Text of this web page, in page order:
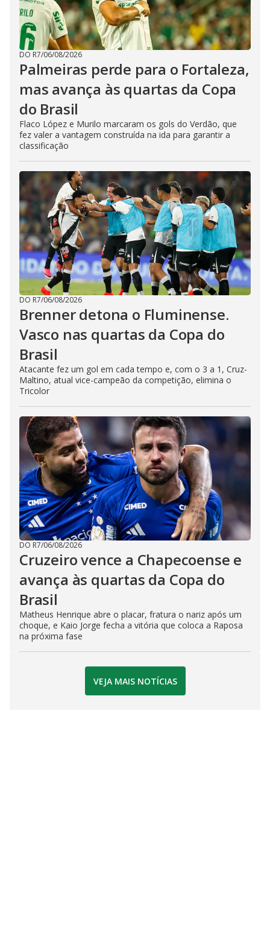
DO R7/06/08/2026
Palmeiras perde para o Fortaleza,
mas avança às quartas da Copa
do Brasil
Flaco López e Murilo marcaram os gols do Verdão, que
fez valer a vantagem construída na ida para garantir a
classificação
DO R7/06/08/2026
Brenner detona o Fluminense.
Vasco nas quartas da Copa do
Brasil
Atacante fez um gol em cada tempo e, com o 3 a 1, Cruz-
Maltino, atual vice-campeão da competição, elimina o
Tricolor
DO R7/06/08/2026
Cruzeiro vence a Chapecoense e
avança às quartas da Copa do
Brasil
Matheus Henrique abre o placar, fratura o nariz após um
choque, e Kaio Jorge fecha a vitória que coloca a Raposa
na próxima fase
VEJA MAIS NOTÍCIAS